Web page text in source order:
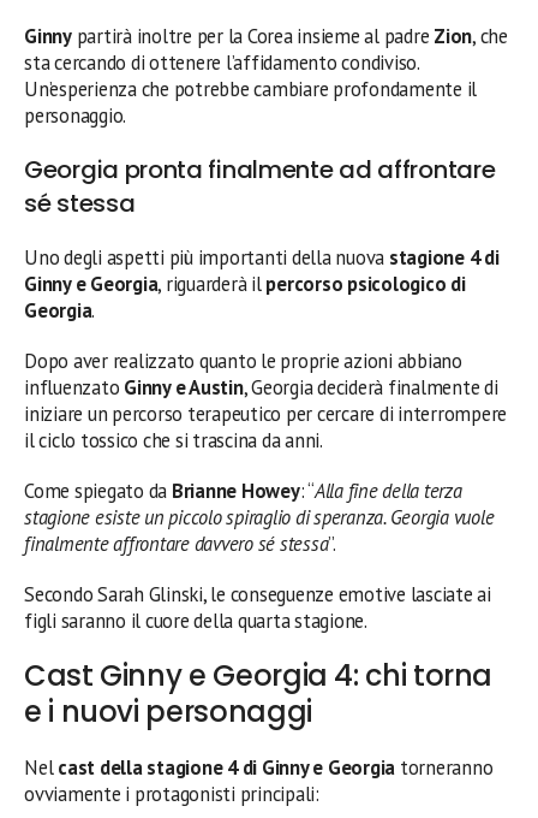
Ginnypartirà inoltre per la Corea insieme al padre Zion, che
sta cercando di ottenere l’affidamento condiviso.
Un’esperienza che potrebbe cambiare profondamente il
personaggio.
Georgia pronta finalmente ad affrontare
sé stessa
Uno degli aspetti più importanti della nuova stagione 4 di
Ginny e Georgia, riguarderà ilpercorso psicologico di
Georgia.
Dopo aver realizzato quanto le proprie azioni abbiano
influenzato Ginny e Austin, Georgia deciderà finalmente di
iniziare un percorso terapeutico per cercare di interrompere
il ciclo tossico che si trascina da anni.
Come spiegato da Brianne Howey: “Alla fine della terza
stagione esiste un piccolo spiraglio di speranza. Georgia vuole
finalmente affrontare davvero sé stessa”.
Secondo Sarah Glinski, le conseguenze emotive lasciate ai
figli saranno il cuore della quarta stagione.
Cast Ginny e Georgia 4: chi torna
e i nuovi personaggi
Nelcast della stagione 4 di Ginny e Georgia torneranno
ovviamente i protagonisti principali: